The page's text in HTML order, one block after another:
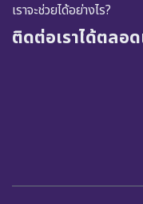
เราจะช่วยได้อย่างไร?
ติดต่อเราได้ตลอด